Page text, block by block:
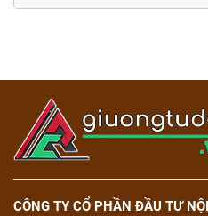
CÔNG TY CỔ PHẦN ĐẦU TƯ